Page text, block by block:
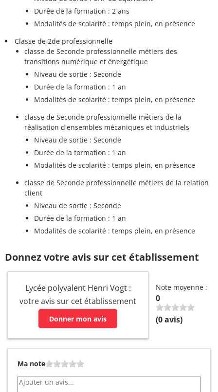
Durée de la formation : 2 ans
Modalités de scolarité : temps plein, en présence
Classe de 2de professionnelle
classe de Seconde professionnelle métiers des
transitions numérique et énergétique
Niveau de sortie : Seconde
Durée de la formation : 1 an
Modalités de scolarité : temps plein, en présence
classe de Seconde professionnelle métiers de la
réalisation d'ensembles mécaniques et industriels
Niveau de sortie : Seconde
Durée de la formation : 1 an
Modalités de scolarité : temps plein, en présence
classe de Seconde professionnelle métiers de la relation
client
Niveau de sortie : Seconde
Durée de la formation : 1 an
Modalités de scolarité : temps plein, en présence
Donnez votre avis sur cet établissement
Lycée polyvalent Henri Vogt :
votre avis sur cet établissement
Donner mon avis
Note moyenne :
0
(0avis)
Ma note